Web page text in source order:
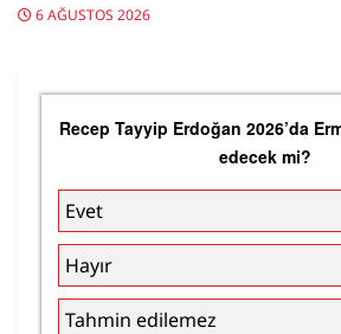
6 AĞUSTOS 2026
Recep Tayyip Erdoğan 2026’da
edecek mi?
Evet
Hayır
Tahmin edilemez